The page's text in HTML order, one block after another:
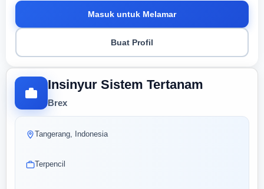
Insinyur Sistem Tertanam
Brex
Tangerang, Indonesia
Terpencil
Masuk untuk Melamar
Buat Profil